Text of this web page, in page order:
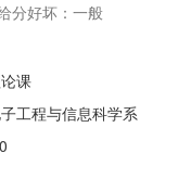
分好坏：一般
课
工程与信息科学系